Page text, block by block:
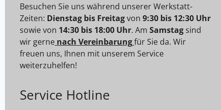
Besuchen Sie uns während unserer Werkstatt-
Zeiten: Dienstag bis Freitagvon 9:30 bis 12:30 Uhr
sowie von 14:30 bis 18:00 Uhr. Am Samstag sind
wir gerne nach Vereinbarungfür Sie da. Wir
freuen uns, Ihnen mit unserem Service
weiterzuhelfen!
Service Hotline